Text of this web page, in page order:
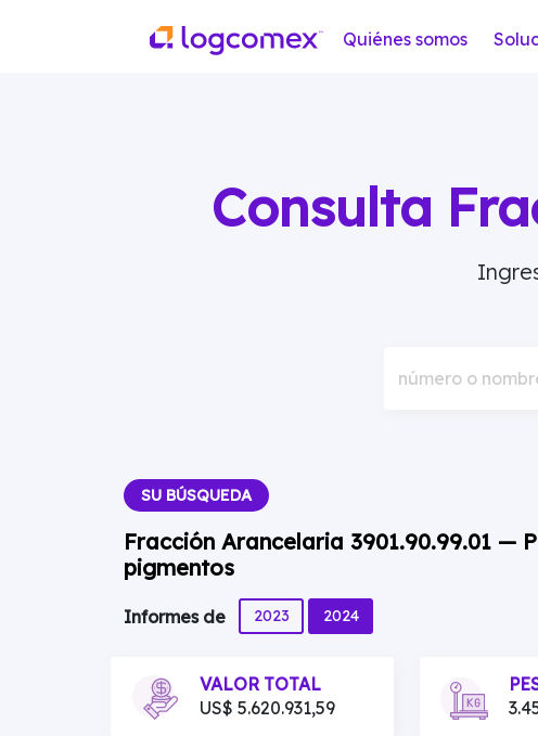
Quiénes somos
Consulta
número o
SU BÚSQUEDA
Fracción Arancelaria 3901.90.99.01 —
pigmentos
Informes de 2023 2024
VALOR TOTAL
US$ 5.620.931,59